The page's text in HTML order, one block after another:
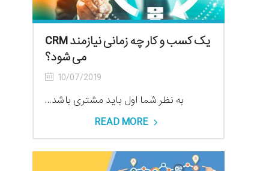
یک کسب و کار چه زمانی نیازمند CRM
می شود؟
10/07/2019
به نظر شما اول باید مشتری باشد...
READ MORE